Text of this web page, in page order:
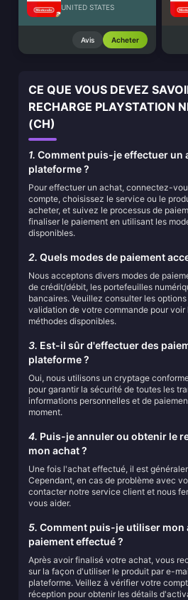
UNITED STATES
Avis Acheter
CE QUE VOUS DEVEZ
RECHARGE PLAYSTATION
(CH)
1. Comment puis-je effectuer un
plateforme ?
Pour effectuer un achat, connectez-
compte, choisissez le service ou le
acheter, et suivez le processus de
finaliser le paiement en utilisant les
disponibles.
2. Quels modes de paiement
Nous acceptons divers modes de
de crédit/débit, les portefeuilles
bancaires. Veuillez consulter les
validation de votre commande pour
méthodes disponibles.
3. Est-il sûr d'effectuer des
plateforme ?
Oui, nous utilisons un cryptage
pour garantir la sécurité de toutes les
informations personnelles et de
moment.
4. Puis-je annuler ou obtenir le
mon achat ?
Une fois l'achat effectué, il est
Cependant, en cas de problème avec
contacter notre service client et nous
vous aider.
5. Comment puis-je utiliser mon
paiement effectué ?
Après avoir finalisé votre achat, vous
sur la façon d'utiliser le produit par e-
plateforme. Veillez à vérifier votre
réception pour obtenir les détails